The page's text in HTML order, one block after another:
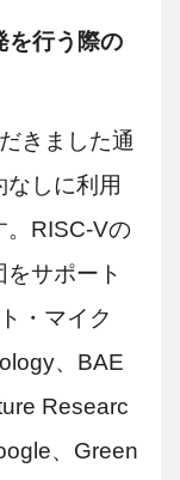
を行う際の
きました通
なしに利用
。RISC-Vの
サポート
・マイク
、BAE
Researc
、Green